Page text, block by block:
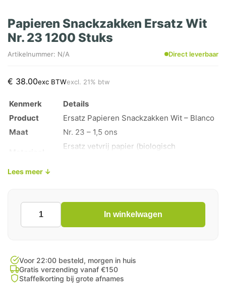
Papieren Snackzakken Ersatz Wit
Nr. 23 1200 Stuks
Artikelnummer: N/A Direct leverbaar
€ 38.00exc BTWexcl. 21% btw
Kenmerk
Details
Product
Ersatz Papieren Snackzakken Wit – Blanco
Maat
Nr. 23 – 1,5 ons
Ersatz vetvrij papier (biologisch
Aantal per
Kenmerken
Vetvrij, voedselveilig en biologisch
afbreekbaar
Lees meer ↓
Papieren
Snackzakken
Nr.
23
1200
In winkelwagen
Voor 22:00 besteld, morgen in huis
Gratis verzending vanaf €150
Staffelkorting bij grote afnames